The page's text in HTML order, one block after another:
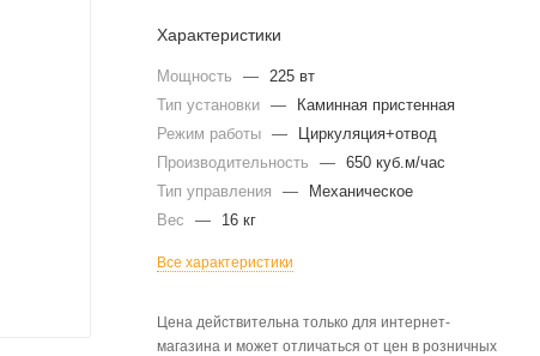
Характеристики
Мощность —
225 вт
Тип установки —
Каминная пристенная
Режим работы —
Циркуляция+отвод
Производительность
— 650 куб.м/час
Тип управления
—
Механическое
Вес
— 16 кг
Все характеристики
Цена действительна только для интернет-
магазина и может отличаться от цен в розничных